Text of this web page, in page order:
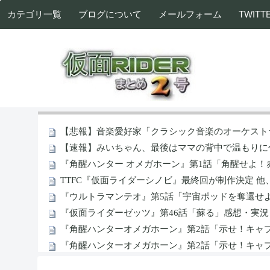
カテゴリ一覧 ブログについて メールフォーム